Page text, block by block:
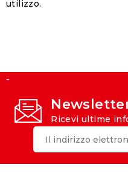
utilizzo.
-
Ricevi ultime